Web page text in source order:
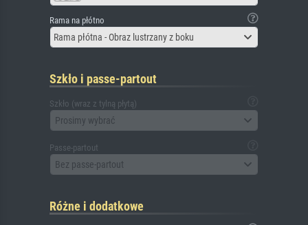
Rama na płótno
Rama płótna - Obraz lustrzany z boku
Szkło i passe-partout
Szkło (wraz z tylną płytą)
Prosimy wybrać
Passe-partout
Bez passe-partout
Różne i dodatkowe